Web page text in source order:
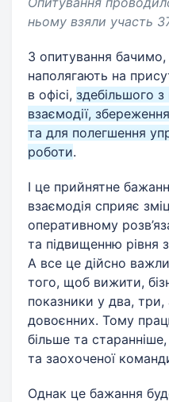
ньому взяли участь
З опитування
наполягають на
в офісі, здебільшого
взаємодії,
та для полегшення
роботи.
І це прийнятне
взаємодія сприяє
оперативному
та підвищенню рівня
А все це дійсно
того, щоб вижити,
показники у два, три,
довоєнних. Тому
більше та
та заохоченої
Однак це бажання